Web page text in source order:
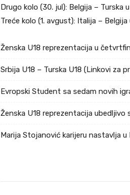
Drugo kolo (30. jul): Belgija – Turska
Treće kolo (1. avgust): Italija –
Ženska U18 reprezentacija u
Srbija U18 – Turska U18 (Linkovi za
Evropski Student sa sedam novih
Ženska U18 reprezentacija ubedljivo
Marija Stojanović karijeru nastavlja